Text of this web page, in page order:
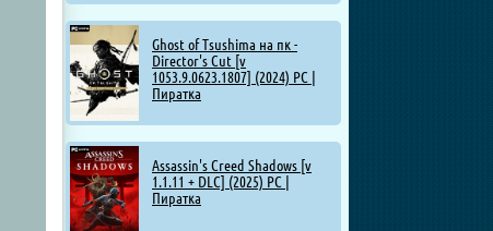
Ghost of Tsushima на пк -
Director's Cut [v
1053.9.0623.1807] (2024) PC |
Пиратка
Assassin's Creed Shadows [v
1.1.11 + DLC] (2025) PC |
Пиратка